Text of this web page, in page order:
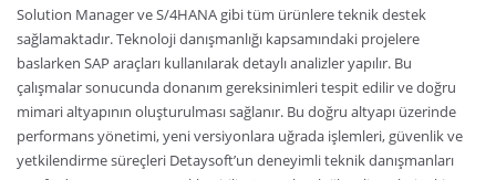
Solution Manager ve S/4HANA gibi tüm ürünlere teknik destek
sağlamaktadır. Teknoloji danışmanlığı kapsamındaki projelere
baslarken SAP araçları kullanılarak detaylı analizler yapılır. Bu
çalışmalar sonucunda donanım gereksinimleri tespit edilir ve doğru
mimari altyapının oluşturulması sağlanır. Bu doğru altyapı üzerinde
performans yönetimi, yeni versiyonlara uğrada işlemleri, güvenlik ve
yetkilendirme süreçleri Detaysoft’un deneyimli teknik danışmanları